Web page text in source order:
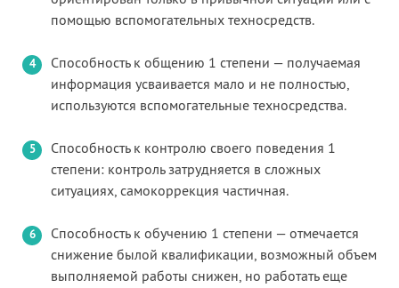
помощью вспомогательных техносредств.
Способность к общению 1 степени — получаемая
информация усваивается мало и не полностью,
используются вспомогательные техносредства.
Способность к контролю своего поведения 1
степени: контроль затрудняется в сложных
ситуациях, самокоррекция частичная.
Способность к обучению 1 степени — отмечается
снижение былой квалификации, возможный объем
выполняемой работы снижен, но работать еще